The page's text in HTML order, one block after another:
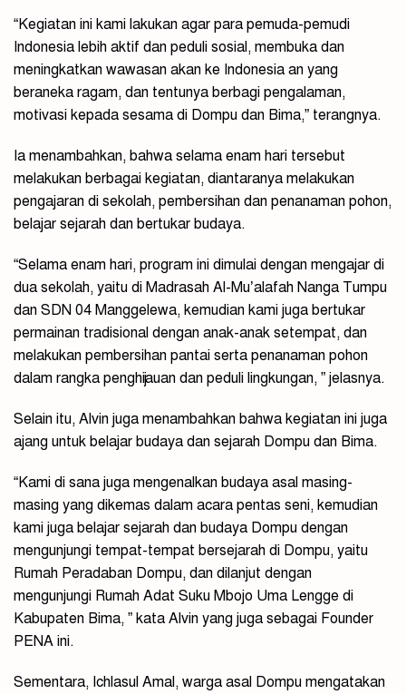
“Kegiatan ini kami lakukan agar para pemuda-pemudi
Indonesia lebih aktif dan peduli sosial, membuka dan
meningkatkan wawasan akan ke Indonesia an yang
beraneka ragam, dan tentunya berbagi pengalaman,
motivasi kepada sesama di Dompu dan Bima,” terangnya.
Ia menambahkan, bahwa selama enam hari tersebut
melakukan berbagai kegiatan, diantaranya melakukan
pengajaran di sekolah, pembersihan dan penanaman pohon,
belajar sejarah dan bertukar budaya.
“Selama enam hari, program ini dimulai dengan mengajar di
dua sekolah, yaitu di Madrasah Al-Mu’alafah Nanga Tumpu
dan SDN 04 Manggelewa, kemudian kami juga bertukar
permainan tradisional dengan anak-anak setempat, dan
melakukan pembersihan pantai serta penanaman pohon
dalam rangka penghijauan dan peduli lingkungan, ” jelasnya.
Selain itu, Alvin juga menambahkan bahwa kegiatan ini juga
ajang untuk belajar budaya dan sejarah Dompu dan Bima.
“Kami di sana juga mengenalkan budaya asal masing-
masing yang dikemas dalam acara pentas seni, kemudian
kami juga belajar sejarah dan budaya Dompu dengan
mengunjungi tempat-tempat bersejarah di Dompu, yaitu
Rumah Peradaban Dompu, dan dilanjut dengan
mengunjungi Rumah Adat Suku Mbojo Uma Lengge di
Kabupaten Bima, ” kata Alvin yang juga sebagai Founder
PENA ini.
Sementara, Ichlasul Amal, warga asal Dompu mengatakan